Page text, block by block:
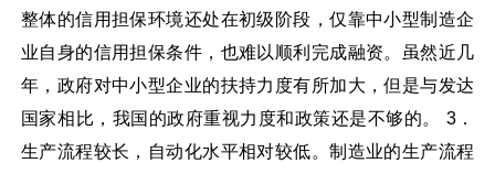
整体的信用担保环境还处在初级阶段，仅靠中小型制造企
业自身的信用担保条件，也难以顺利完成融资。虽然近几
年，政府对中小型企业的扶持力度有所加大，但是与发达
国家相比，我国的政府重视力度和政策还是不够的。 3．
生产流程较长，自动化水平相对较低。制造业的生产流程